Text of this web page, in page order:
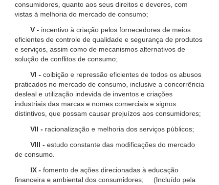
consumidores, quanto aos seus direitos e deveres, com
vistas à melhoria do mercado de consumo;
V - incentivo à criação pelos fornecedores de meios
eficientes de controle de qualidade e segurança de produtos
e serviços, assim como de mecanismos alternativos de
solução de conflitos de consumo;
VI - coibição e repressão eficientes de todos os abusos
praticados no mercado de consumo, inclusive a concorrência
desleal e utilização indevida de inventos e criações
industriais das marcas e nomes comerciais e signos
distintivos, que possam causar prejuízos aos consumidores;
VII - racionalização e melhoria dos serviços públicos;
VIII - estudo constante das modificações do mercado
de consumo.
IX - fomento de ações direcionadas à educação
financeira e ambiental dos consumidores; (Incluído pela